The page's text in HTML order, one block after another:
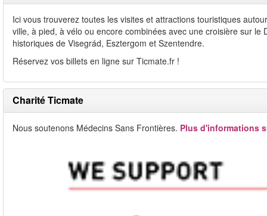
Ici vous trouverez toutes les visites et attractions touristiques
ville, à pied, à vélo ou encore combinées avec une croisière sur
historiques de Visegrád, Esztergom et Szentendre.
Réservez vos billets en ligne sur Ticmate.fr !
Charité Ticmate
Nous soutenons Médecins Sans Frontières. Plus d'informations